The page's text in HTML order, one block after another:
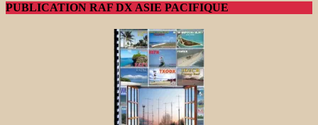
PUBLICATION RAF DX ASIE PACIFIQUE